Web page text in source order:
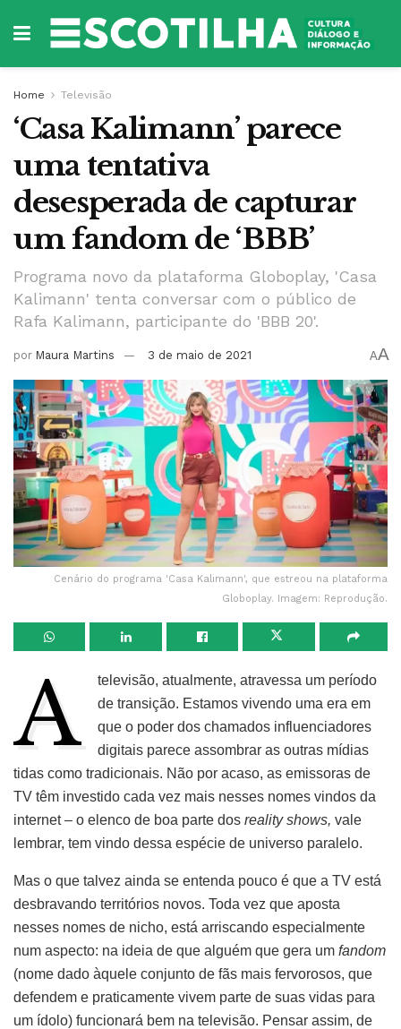
Home Televisão
‘Casa Kalimann’ parece
uma tentativa
desesperada de capturar
um fandom de ‘BBB’
Programa novo da plataforma Globoplay, 'Casa
Kalimann' tenta conversar com o público de
Rafa Kalimann, participante do 'BBB 20'.
por Maura Martins 3 de maio de 2021 AA
Cenário do programa 'Casa Kalimann', que estreou na plataforma
Globoplay. Imagem: Reprodução.
A
televisão, atualmente, atravessa um período
de transição. Estamos vivendo uma era em
que o poder dos chamados influenciadores
digitais parece assombrar as outras mídias
tidas como tradicionais. Não por acaso, as emissoras de
TV têm investido cada vez mais nesses nomes vindos da
internet – o elenco de boa parte dos reality shows, vale
lembrar, tem vindo dessa espécie de universo paralelo.
Mas o que talvez ainda se entenda pouco é que a TV está
desbravando territórios novos. Toda vez que aposta
nesses nomes de nicho, está arriscando especialmente
num aspecto: na ideia de que alguém que gera um fandom
(nome dado àquele conjunto de fãs mais fervorosos, que
defendem e praticamente vivem parte de suas vidas para
um ídolo) funcionará bem na televisão. Pensar assim, de